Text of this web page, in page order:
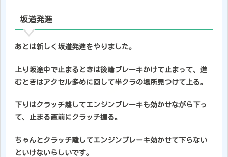
坂道発進
あとは新しく坂道発進をやりました。
上り坂途中で止まるときは後輪ブレーキかけて止まって、進
むときはアクセル多めに回して半クラの場所見つけて上る。
下りはクラッチ離してエンジンブレーキも効かせながら下っ
て、止まる直前にクラッチ握る。
ちゃんとクラッチ離してエンジンブレーキ効かせて下らない
といけないらしいです。